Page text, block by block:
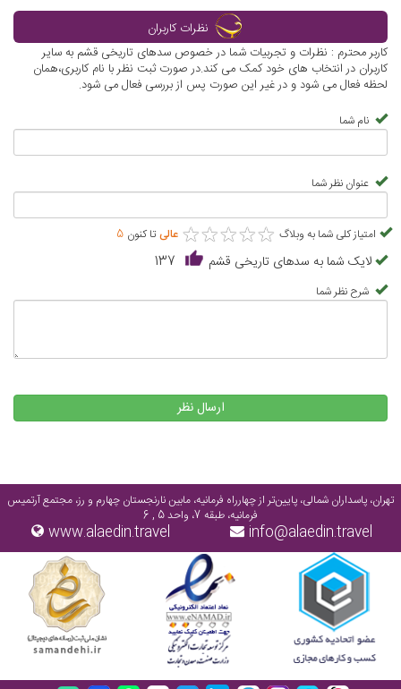
نظرات کاربران
کاربر محترم : نظرات و تجربیات شما در خصوص سدهای تاریخی قشم به سایر
کاربران در انتخاب های خود کمک می کند.در صورت ثبت نظر با نام کاربری،همان
لحظه فعال می شود و در غیر این صورت پس از بررسی فعال می شود.
نام شما
عنوان نظر شما
امتیاز کلی شما به وبلاگ ★★★★★
★★★★★ عالی تا کنون 5
لایک شما به سدهای تاریخی قشم 137
شرح نظر شما
ارسال نظر
تهران، پاسداران شمالی، پایین‌تر از چهارراه فرمانیه، مابین نارنجستان چهارم و رز، مجتمع آرتمیس
فرمانیه، طبقه 7، واحد 5 , 6
info@alaedin.travel
www.alaedin.travel